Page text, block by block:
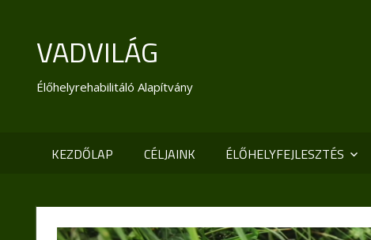
contentVADVILÁG
Élőhelyrehabilitáló Alapítvány
KEZDŐLAP CÉLJAINK ÉLŐHELYFEJLESZTÉS